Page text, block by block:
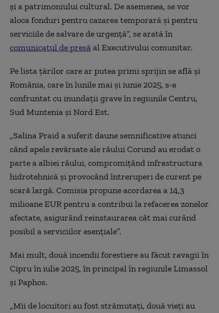
și a patrimoniului cultural. De asemenea, se vor
aloca fonduri pentru cazarea temporară și pentru
serviciile de salvare de urgență”, se arată în
comunicatul de presăal Executivului comunitar.
Pe lista țărilor care ar putea primi sprijin se află și
România, care în lunile mai și iunie 2025, s-a
confruntat cu inundații grave în regiunile Centru,
Sud Muntenia și Nord Est.
„Salina Praid a suferit daune semnificative atunci
când apele revărsate ale râului Corund au erodat o
parte a albiei râului, compromițând infrastructura
hidrotehnică și provocând întreruperi de curent pe
scară largă. Comisia propune acordarea a 14,3
milioane EUR pentru a contribui la refacerea zonelor
afectate, asigurând reinstaurarea cât mai curând
posibil a serviciilor esențiale”.
Mai mult, două incendii forestiere au făcut ravagii în
Cipru în iulie 2025, în principal în regiunile Limassol
și Paphos.
„Mii de locuitori au fost strămutați, două vieți au